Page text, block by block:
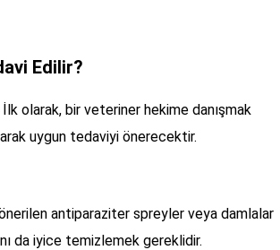
Edilir?
İlk olarak, bir veteriner hekime danışmak
uygun tedaviyi önerecektir.
antiparaziter spreyler veya damlalar
da iyice temizlemek gereklidir.